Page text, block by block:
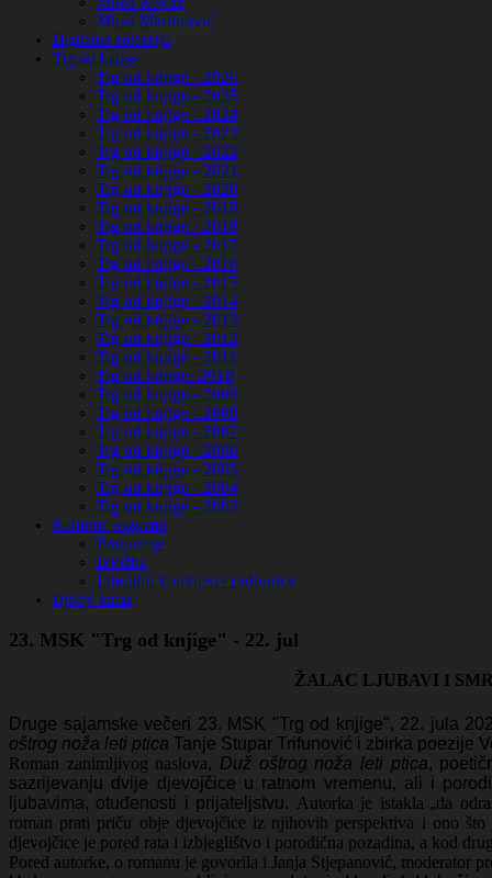
Miraš Martinović
Digitalna kolekcija
Trg od knjige
Trg od knjige - 2026
Trg od knjige - 2025
Trg od knjige - 2024
Trg od knjige - 2023
Trg od knjige - 2022
Trg od knjige - 2021
Trg od knjige - 2020
Trg od knjige - 2019
Trg od knjige - 2018
Trg od knjige - 2017
Trg od knjige - 2016
Trg od knjige - 2015
Trg od knjige - 2014
Trg od knjige - 2013
Trg od knjige - 2012
Trg od knjige - 2011
Trg od knjige- 2010
Trg od knjige - 2009
Trg od knjige - 2008
Trg od knjige - 2007
Trg od knjige - 2006
Trg od knjige - 2005
Trg od knjige - 2004
Trg od knjige - 2003
Kulturni programi
Promocije
Izložbe
Literalni konkursi / radionice
Dječiji kutak
23. MSK "Trg od knjige" - 22. jul
ŽALAC LJUBAVI I
Druge sajamske večeri 23. MSK "Trg od knjige", 22. jula
oštrog noža leti ptica Tanje Stupar Trifunović i zbirka poezije
Roman zanimljivog naslova, Duž oštrog noža leti ptica,
sazrijevanju dvije djevojčice u ratnom vremenu, ali i
ljubavima, otuđenosti i prijateljstvu. Autorka je istakla „da
roman prati priču obje djevojčice iz njihovih perspektiva i ono
djevojčice je pored rata i izbjeglištvo i porodična pozadina, a kod
Pored autorke, o romanu je govorila i Janja Stjepanović, moderator